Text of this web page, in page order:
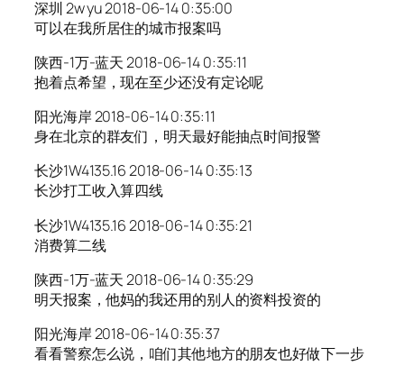
深圳 2w yu 2018-06-14 0:35:00
可以在我所居住的城市报案吗
陕西-1万-蓝天 2018-06-14 0:35:11
抱着点希望，现在至少还没有定论呢
阳光海岸 2018-06-14 0:35:11
身在北京的群友们，明天最好能抽点时间报警
长沙1W4135.16 2018-06-14 0:35:13
长沙打工收入算四线
长沙1W4135.16 2018-06-14 0:35:21
消费算二线
陕西-1万-蓝天 2018-06-14 0:35:29
明天报案，他妈的我还用的别人的资料投资的
阳光海岸 2018-06-14 0:35:37
看看警察怎么说，咱们其他地方的朋友也好做下一步